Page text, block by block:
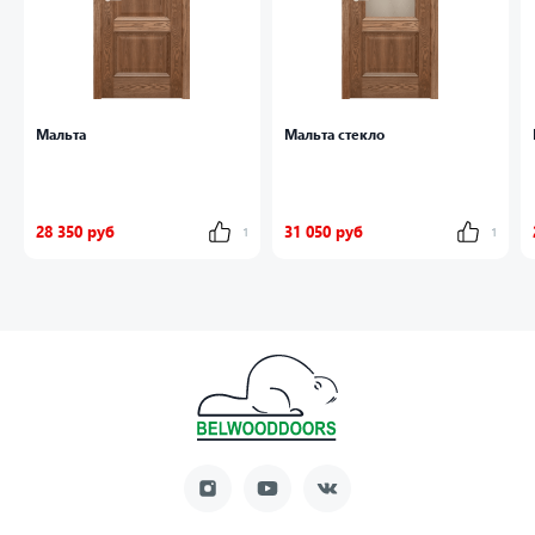
Мальта
28 350 руб 1
Мальта стекло
31 050 руб 1